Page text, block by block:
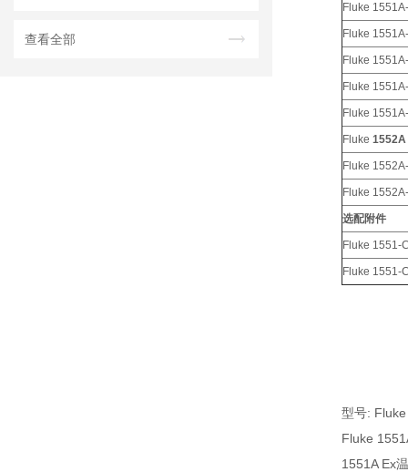
查看全部
Fluke
Fluke
Fluke
Fluke
Fluke
Fluke 1552A
Fluke
Fluke
选配附件
Fluke 1551-
Fluke 1551-
型号:
Fluke
1551A Ex